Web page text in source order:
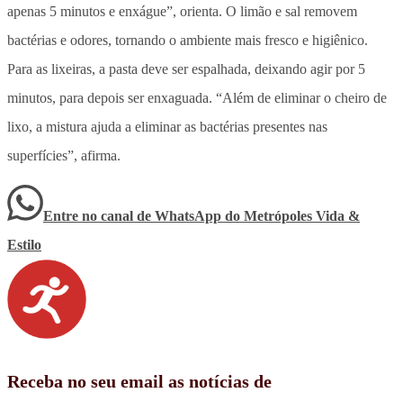
apenas 5 minutos e enxágue”, orienta. O limão e sal removem
bactérias e odores, tornando o ambiente mais fresco e higiênico.
Para as lixeiras, a pasta deve ser espalhada, deixando agir por 5
minutos, para depois ser enxaguada. “Além de eliminar o cheiro de
lixo, a mistura ajuda a eliminar as bactérias presentes nas
superfícies”, afirma.
Entre no canal de WhatsApp do Metrópoles Vida &
Estilo
Receba no seu email as notícias de